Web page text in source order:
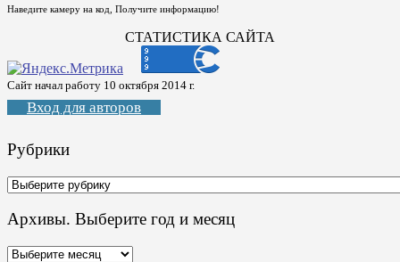
Наведите камеру на код, Получите информацию!
СТАТИСТИКА САЙТА
Сайт начал работу 10 октября 2014 г.
Вход для авторов
Рубрики
Рубрики
Архивы. Выберите год и месяц
Архивы.